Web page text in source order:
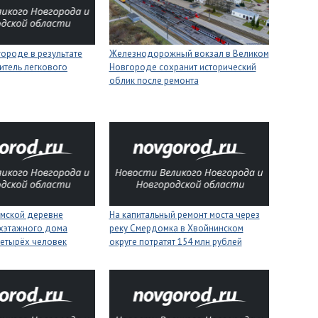
в результате
легкового
Железнодорожный вокзал в Великом
Новгороде сохранит исторический
облик после ремонта
деревне
дома
человек
На капитальный ремонт моста через
реку Смердомка в Хвойнинском
округе потратят 154 млн рублей